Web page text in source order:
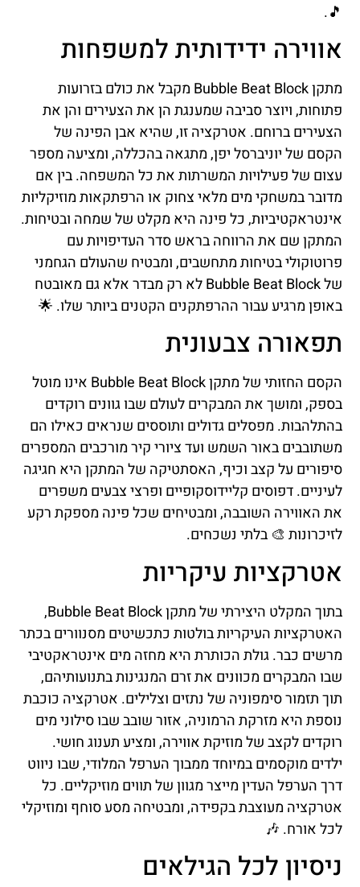
🎵.
אווירה ידידותית למשפחות
מתקן Bubble Beat Block מקבל את כולם בזרועות
פתוחות, ויוצר סביבה שמענגת הן את הצעירים והן את
הצעירים ברוחם. אטרקציה זו, שהיא אבן הפינה של
הקסם של יוניברסל יפן, מתגאה בהכללה, ומציעה מספר
עצום של פעילויות המשרתות את כל המשפחה. בין אם
מדובר במשחקי מים מלאי צחוק או הרפתקאות מוזיקליות
אינטראקטיביות, כל פינה היא מקלט של שמחה ובטיחות.
המתקן שם את הרווחה בראש סדר העדיפויות עם
פרוטוקולי בטיחות מתחשבים, ומבטיח שהעולם הגחמני
של Bubble Beat Block לא רק מבדר אלא גם מאובטח
באופן מרגיע עבור ההרפתקנים הקטנים ביותר שלו. 🌟
תפאורה צבעונית
הקסם החזותי של מתקן Bubble Beat Block אינו מוטל
בספק, ומושך את המבקרים לעולם שבו גוונים רוקדים
בהתלהבות. מפסלים גדולים ותוססים שנראים כאילו הם
משתובבים באור השמש ועד ציורי קיר מורכבים המספרים
סיפורים על קצב וכיף, האסתטיקה של המתקן היא חגיגה
לעיניים. דפוסים קליידוסקופיים ופרצי צבעים משפרים
את האווירה השובבה, ומבטיחים שכל פינה מספקת רקע
לזיכרונות 🎨 בלתי נשכחים.
אטרקציות עיקריות
בתוך המקלט היצירתי של מתקן Bubble Beat Block,
האטרקציות העיקריות בולטות כתכשיטים מסנוורים בכתר
מרשים כבר. גולת הכותרת היא מחזה מים אינטראקטיבי
שבו המבקרים מכוונים את זרם המנגינות בתנועותיהם,
תוך תזמור סימפוניה של נתזים וצלילים. אטרקציה כוכבת
נוספת היא מזרקת הרמוניה, אזור שובב שבו סילוני מים
רוקדים לקצב של מוזיקת אווירה, ומציע תענוג חושי.
ילדים מוקסמים במיוחד ממבוך הערפל המלודי, שבו ניווט
דרך הערפל העדין מייצר מגוון של תווים מוזיקליים. כל
אטרקציה מעוצבת בקפידה, ומבטיחה מסע סוחף ומוזיקלי
לכל אורח. 🎶
ניסיון לכל הגילאים